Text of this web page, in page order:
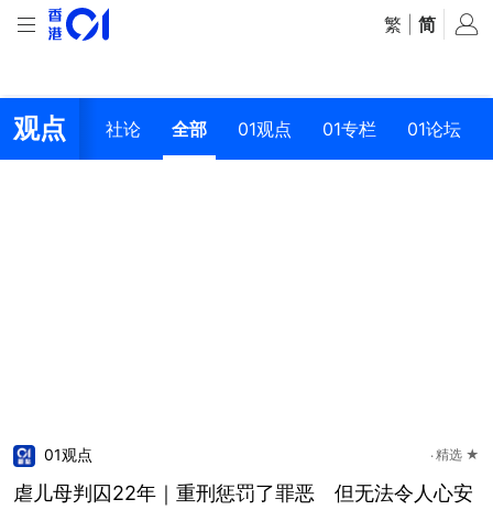
繁 简
观点 社论 全部 01观点 01专栏 01论坛
01观点 精选 ★
虐儿母判囚22年｜重刑惩罚了罪恶 但无法令人心安